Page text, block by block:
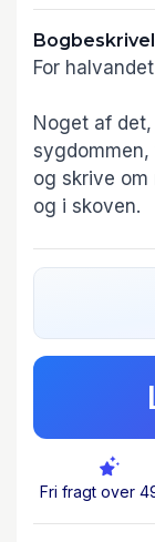
For
Noget af
og skrive
og i skoven.
Jeg har
og angst,
og glæden
Digtene
hvor
ind i,
i netop det
Fri fragt over